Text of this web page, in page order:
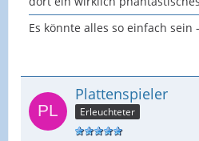
Es könnte alles so einfach sein
Plattenspieler
Erleuchteter